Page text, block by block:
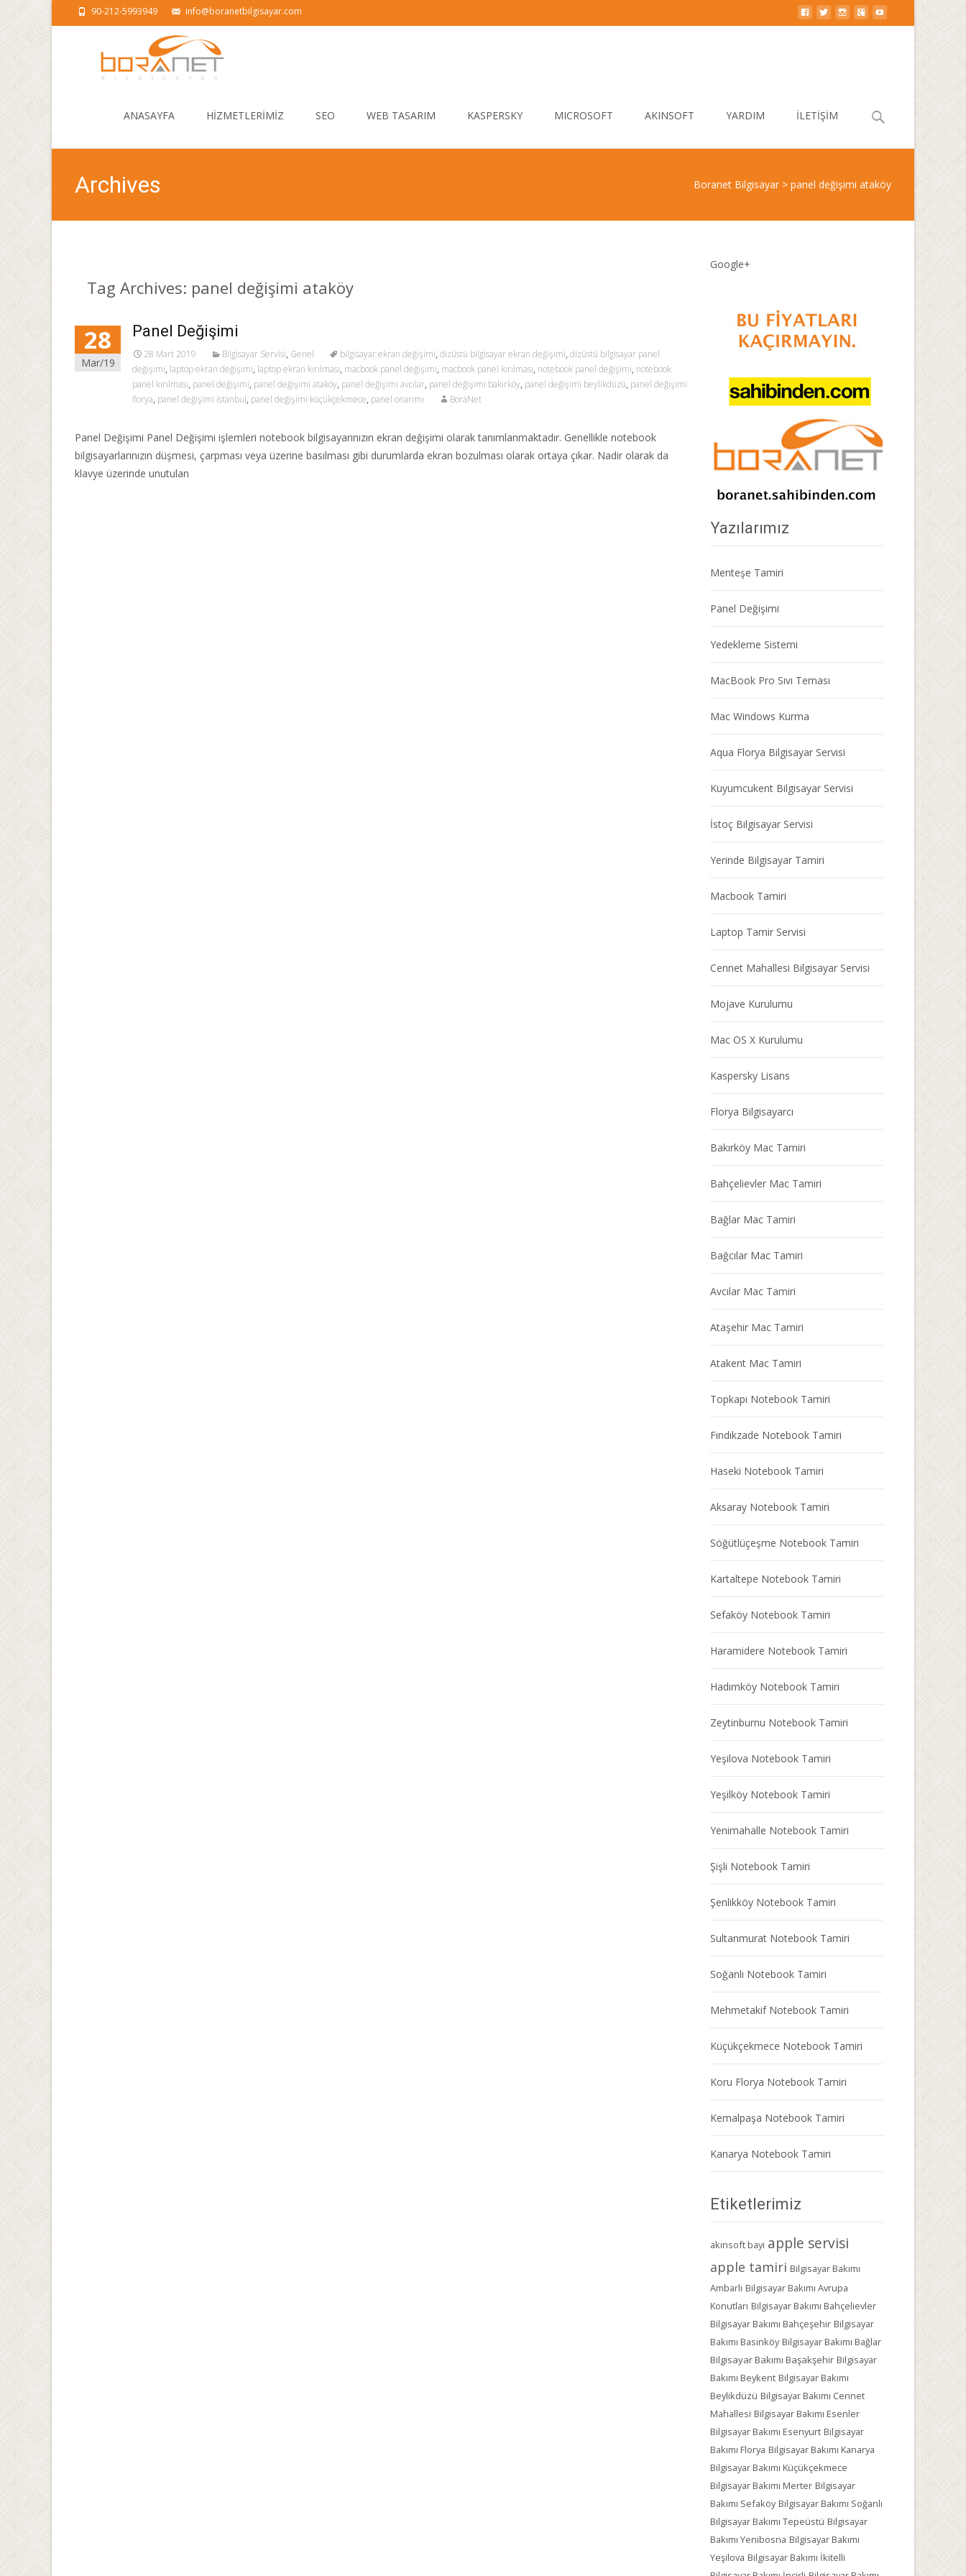
90-212-5993949 info@boranetbilgisayar.com
ANASAYFA HİZMETLERİMİZ SEO WEB TASARIM KASPERSKY MICROSOFT AKINSOFT YARDIM İLETİŞİM
Search
Archives Boranet Bilgisayar > panel değişimi ataköy
Tag Archives: panel değişimi ataköy
28
Mar/19
Panel Değişimi
28 Mart 2019 Bilgisayar Servisi, Genel bilgisayar ekran değişimi, dizüstü bilgisayar ekran değişimi, dizüstü bilgisayar panel
değişimi, laptop ekran değişimi, laptop ekran kırılması, macbook panel değişimi, macbook panel kırılması, notebook panel değişimi, notebook
panel kırılması, panel değişimi, panel değişimi ataköy, panel değişimi avcılar, panel değişimi bakırköy, panel değişimi beylikdüzü, panel değişimi
florya, panel değişimi istanbul, panel değişimi küçükçekmece, panel onarımı BoraNet
Panel Değişimi Panel Değişimi işlemleri notebook bilgisayarınızın ekran değişimi olarak tanımlanmaktadır. Genellikle notebook
bilgisayarlarınızın düşmesi, çarpması veya üzerine basılması gibi durumlarda ekran bozulması olarak ortaya çıkar. Nadir olarak da
klavye üzerinde unutulan
Google+
Yazılarımız
Menteşe Tamiri
Panel Değişimi
Yedekleme Sistemi
MacBook Pro Sıvı Teması
Mac Windows Kurma
Aqua Florya Bilgisayar Servisi
Kuyumcukent Bilgisayar Servisi
İstoç Bilgisayar Servisi
Yerinde Bilgisayar Tamiri
Macbook Tamiri
Laptop Tamir Servisi
Cennet Mahallesi Bilgisayar Servisi
Mojave Kurulumu
Mac OS X Kurulumu
Kaspersky Lisans
Florya Bilgisayarcı
Bakırköy Mac Tamiri
Bahçelievler Mac Tamiri
Bağlar Mac Tamiri
Bağcılar Mac Tamiri
Avcılar Mac Tamiri
Ataşehir Mac Tamiri
Atakent Mac Tamiri
Topkapı Notebook Tamiri
Fındıkzade Notebook Tamiri
Haseki Notebook Tamiri
Aksaray Notebook Tamiri
Söğütlüçeşme Notebook Tamiri
Kartaltepe Notebook Tamiri
Sefaköy Notebook Tamiri
Haramidere Notebook Tamiri
Hadımköy Notebook Tamiri
Zeytinburnu Notebook Tamiri
Yeşilova Notebook Tamiri
Yeşilköy Notebook Tamiri
Yenimahalle Notebook Tamiri
Şişli Notebook Tamiri
Şenlikköy Notebook Tamiri
Sultanmurat Notebook Tamiri
Soğanlı Notebook Tamiri
Mehmetakif Notebook Tamiri
Küçükçekmece Notebook Tamiri
Koru Florya Notebook Tamiri
Kemalpaşa Notebook Tamiri
Kanarya Notebook Tamiri
Etiketlerimiz
akınsoft bayi apple servisi
apple tamiri Bilgisayar Bakımı
Ambarlı Bilgisayar Bakımı Avrupa
Konutları Bilgisayar Bakımı Bahçelievler
Bilgisayar Bakımı Bahçeşehir Bilgisayar
Bakımı Basınköy Bilgisayar Bakımı Bağlar
Bilgisayar Bakımı Başakşehir Bilgisayar
Bakımı Beykent Bilgisayar Bakımı
Beylikdüzü Bilgisayar Bakımı Cennet
Mahallesi Bilgisayar Bakımı Esenler
Bilgisayar Bakımı Esenyurt Bilgisayar
Bakımı Florya Bilgisayar Bakımı Kanarya
Bilgisayar Bakımı Küçükçekmece
Bilgisayar Bakımı Merter Bilgisayar
Bakımı Sefaköy Bilgisayar Bakımı Soğanlı
Bilgisayar Bakımı Tepeüstü Bilgisayar
Bakımı Yenibosna Bilgisayar Bakımı
Yeşilova Bilgisayar Bakımı İkitelli